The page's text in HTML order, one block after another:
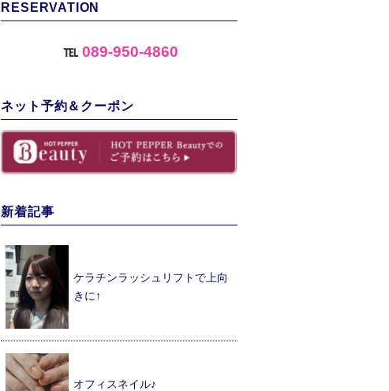
RESERVATION
℡089-950-4860
ネット予約＆クーポン
新着記事
ケラチンラッシュリフトで上向
きに↑
オフィスネイル♪